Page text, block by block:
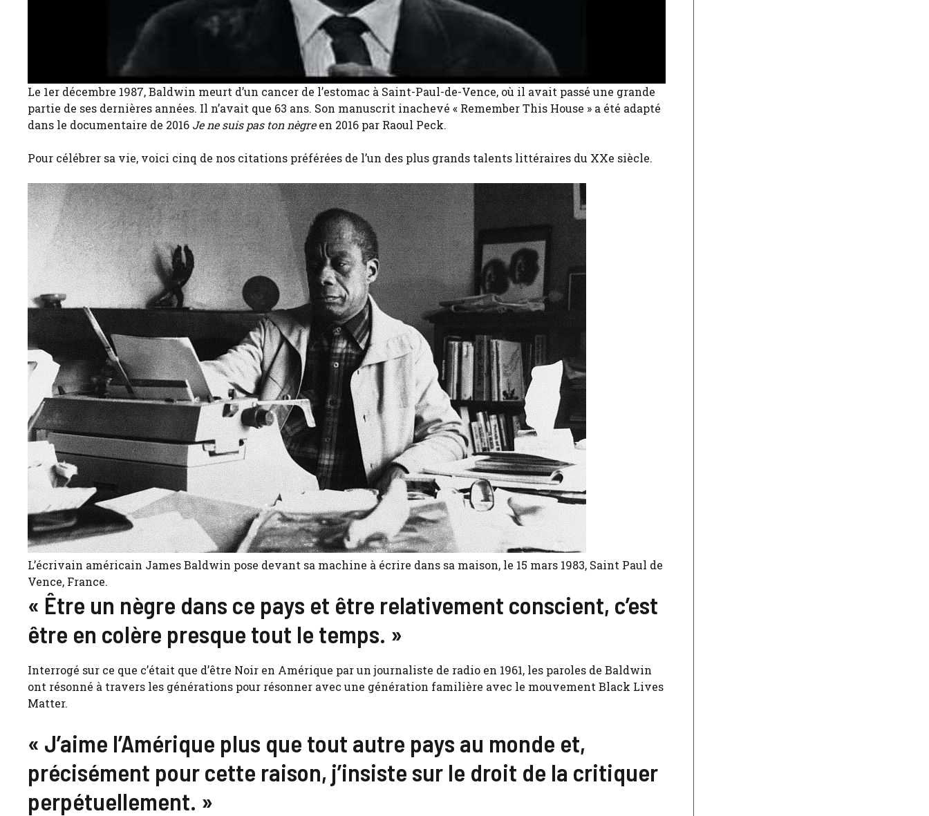
Le 1er décembre 1987, Baldwin meurt d’un cancer de l’estomac à Saint-Paul-de-Vence, où il avait passé une grande
partie de ses dernières années. Il n’avait que 63 ans. Son manuscrit inachevé « Remember This House » a été adapté
dans le documentaire de 2016 Je ne suis pas ton nègreen 2016 par Raoul Peck.
Pour célébrer sa vie, voici cinq de nos citations préférées de l’un des plus grands talents littéraires du XXe siècle.
L’écrivain américain James Baldwin pose devant sa machine à écrire dans sa maison, le 15 mars 1983, Saint Paul de
Vence, France.
« Être un nègre dans ce pays et être relativement conscient, c’est
être en colère presque tout le temps. »
Interrogé sur ce que c’était que d’être Noir en Amérique par un journaliste de radio en 1961, les paroles de Baldwin
ont résonné à travers les générations pour résonner avec une génération familière avec le mouvement Black Lives
Matter.
« J’aime l’Amérique plus que tout autre pays au monde et,
précisément pour cette raison, j’insiste sur le droit de la critiquer
perpétuellement. »